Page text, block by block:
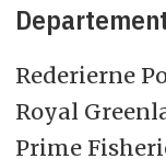
Rederierne
Royal
Prime